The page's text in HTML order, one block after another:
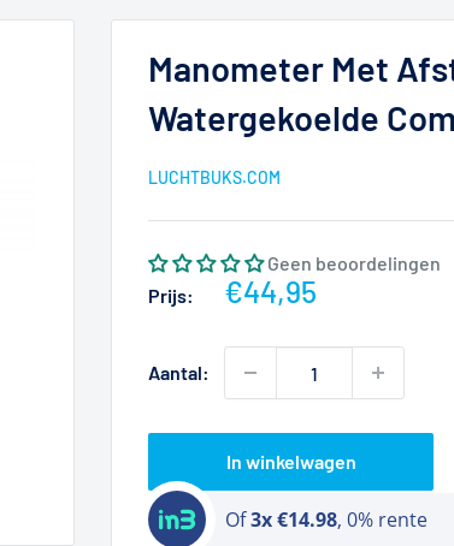
Manometer Met
Watergekoelde
LUCHTBUKS.COM
Geen beoordelingen
Prijs:
Actieprijs
€44,95
Aantal:
In winkelwagen
Of3x €14.98, 0% rente